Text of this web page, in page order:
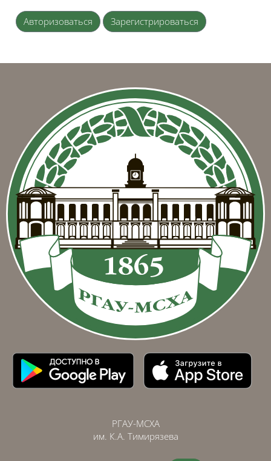
Авторизоваться Зарегистрироваться
РГАУ-МСХА
им. К.А. Тимирязева